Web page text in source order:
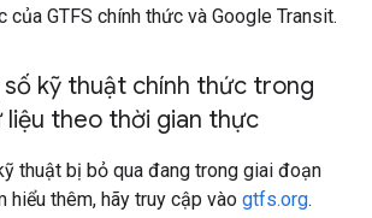
của GTFS chính thức và Google Transit.
số kỹ thuật chính thức trong
liệu theo thời gian thực
thuật bị bỏ qua đang trong giai đoạn
hiểu thêm, hãy truy cập vào gtfs.org.